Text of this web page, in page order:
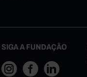
SIGA A FUNDAÇÃO